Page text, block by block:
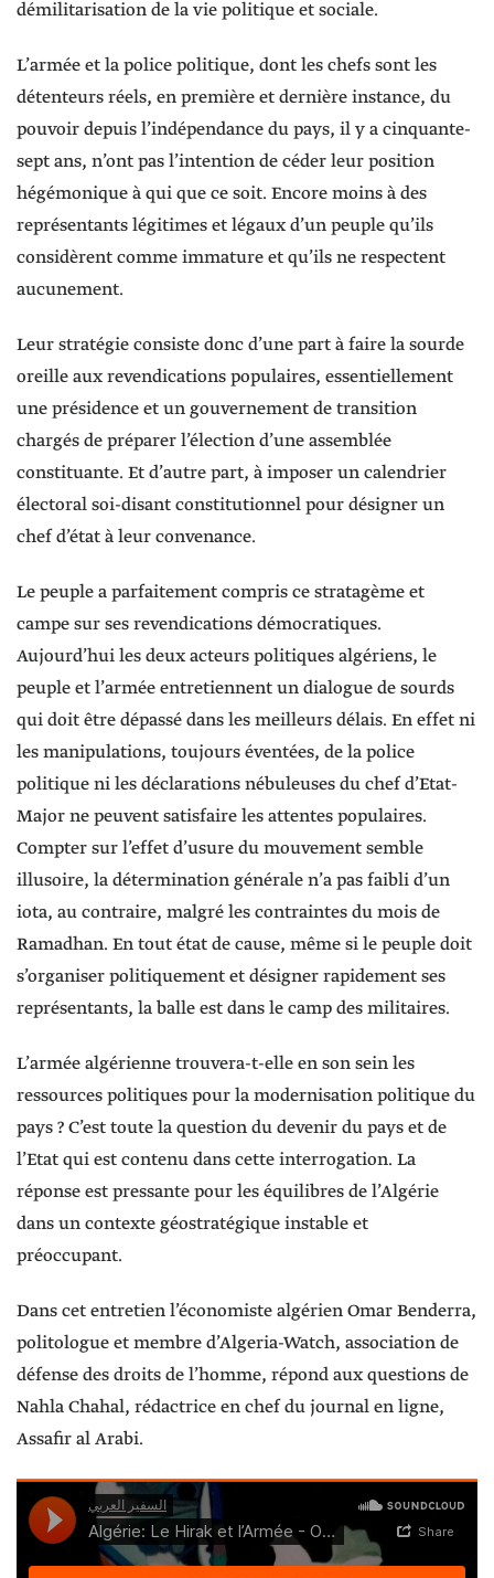
démilitarisation de la vie politique et sociale.
L’armée et la police politique, dont les chefs sont les
détenteurs réels, en première et dernière instance, du
pouvoir depuis l’indépendance du pays, il y a cinquante-
sept ans, n’ont pas l’intention de céder leur position
hégémonique à qui que ce soit. Encore moins à des
représentants légitimes et légaux d’un peuple qu’ils
considèrent comme immature et qu’ils ne respectent
aucunement.
Leur stratégie consiste donc d’une part à faire la sourde
oreille aux revendications populaires, essentiellement
une présidence et un gouvernement de transition
chargés de préparer l’élection d’une assemblée
constituante. Et d’autre part, à imposer un calendrier
électoral soi-disant constitutionnel pour désigner un
chef d’état à leur convenance.
Le peuple a parfaitement compris ce stratagème et
campe sur ses revendications démocratiques.
Aujourd’hui les deux acteurs politiques algériens, le
peuple et l’armée entretiennent un dialogue de sourds
qui doit être dépassé dans les meilleurs délais. En effet ni
les manipulations, toujours éventées, de la police
politique ni les déclarations nébuleuses du chef d’Etat-
Major ne peuvent satisfaire les attentes populaires.
Compter sur l’effet d’usure du mouvement semble
illusoire, la détermination générale n’a pas faibli d’un
iota, au contraire, malgré les contraintes du mois de
Ramadhan. En tout état de cause, même si le peuple doit
s’organiser politiquement et désigner rapidement ses
représentants, la balle est dans le camp des militaires.
L’armée algérienne trouvera-t-elle en son sein les
ressources politiques pour la modernisation politique du
pays ? C’est toute la question du devenir du pays et de
l’Etat qui est contenu dans cette interrogation. La
réponse est pressante pour les équilibres de l’Algérie
dans un contexte géostratégique instable et
préoccupant.
Dans cet entretien l’économiste algérien Omar Benderra,
politologue et membre d’Algeria-Watch, association de
défense des droits de l’homme, répond aux questions de
Nahla Chahal, rédactrice en chef du journal en ligne,
Assafir al Arabi.